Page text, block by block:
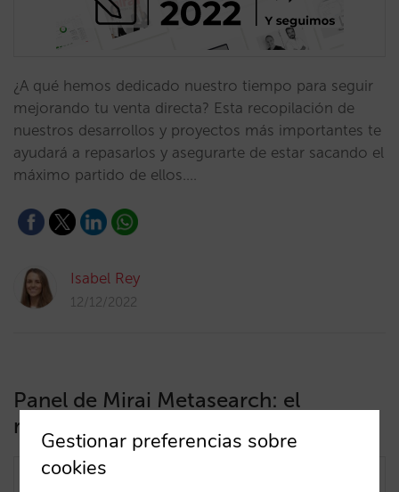
¿A qué hemos dedicado nuestro tiempo para seguir
mejorando tu venta directa? Esta recopilación de
nuestros desarrollos y proyectos más importantes te
ayudará a repasarlos y asegurarte de estar sacando el
máximo partido de ellos.…
Isabel Rey
12/12/2022
Panel de Mirai Metasearch: el
reporting más completo
Gestionar preferencias sobre
cookies